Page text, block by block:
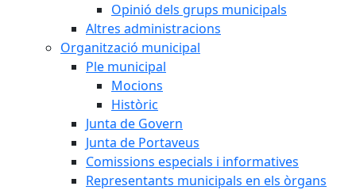
Opinió dels grups municipals
Altres administracions
Organització municipal
Ple municipal
Mocions
Històric
Junta de Govern
Junta de Portaveus
Comissions especials i informatives
Representants municipals en els òrgans